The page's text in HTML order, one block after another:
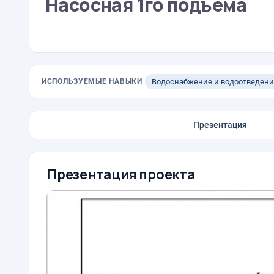
ИСПОЛЬЗУЕМЫЕ НАВЫКИ Водоснабжение и
Презентация
Презентация проекта